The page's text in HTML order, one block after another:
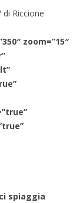
di Riccione
zoom=”15″
spiaggia